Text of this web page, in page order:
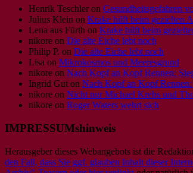
Henrik Teschler on Gesundheitsgefahren
Julius Klein on Krake hilft beim gezielten
Lena aus Fürth on Krake hilft beim
nikore on Die alte Eiche lebt noch
Philip P. on Die alte Eiche lebt noch
Lisa on Mikrokosmos und Meeresgrund
nikore on Nach Kopf an Kopf Rennen:
Ingrid Gut on Nach Kopf an Kopf Rennen:
nikore on Nicht nur Michael Krebs und
nikore on Roger Waters wehrt sich
IMPRESSUMshinweis
Herausgeber dieses Webangebots ist die
den Fall, dass Sie ggf. glauben Inhalt dieser